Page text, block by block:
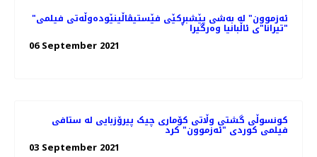
"ئەزموون" لە به‌شی پێشبڕکێی فێستیڤاڵینێوده‌وڵه‌تی فیلمی
"تیرانا"ی ئاڵبانیا وه‌رگیرا
06 September 2021
کونسوڵی گشتی وڵاتی کۆماری چیک پیرۆزبایی لە ستافی
فیلمی کوردی "ئەزموون" کرد
03 September 2021